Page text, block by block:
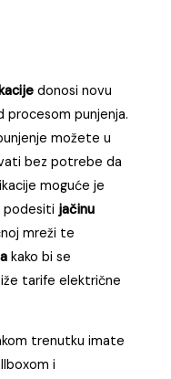
donosi novu
procesom punjenja.
možete u
bez potrebe da
moguće je
podesiti jačinu
mreži te
kako bi se
tarife električne
trenutku imate
i